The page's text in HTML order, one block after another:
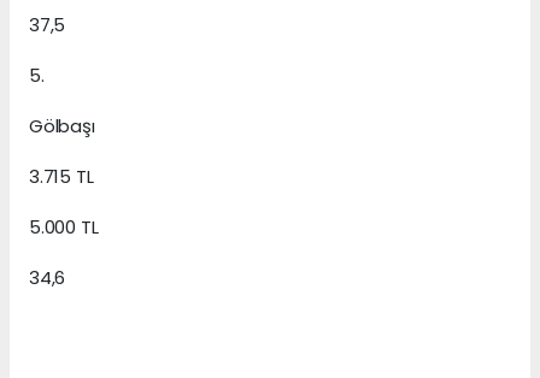
37,5
5.
Gölbaşı
3.715 TL
5.000 TL
34,6